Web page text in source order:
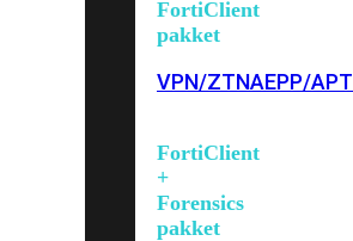
FortiClient
pakket
VPN/ZTNAEPP/APT
FortiClient
+
Forensics
pakket